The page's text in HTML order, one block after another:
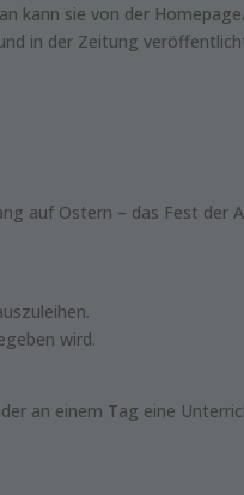
kann sie von der
in der Zeitung
auf Ostern – das Fest der
wird.
an einem Tag eine